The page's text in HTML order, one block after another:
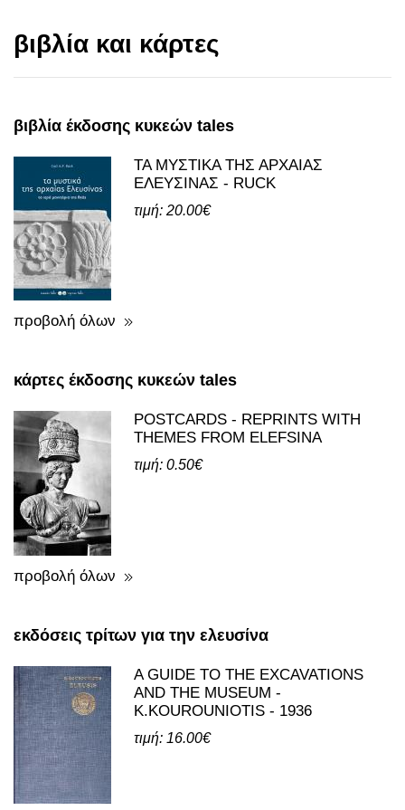
βιβλία έκδοσης κυκεών tales
τιμή: 20.00€
προβολή όλων
κάρτες έκδοσης κυκεών tales
τιμή: 0.50€
προβολή όλων
εκδόσεις τρίτων για την ελευσίνα
K.KOUROUNIOTIS - 1936
προβολή όλων